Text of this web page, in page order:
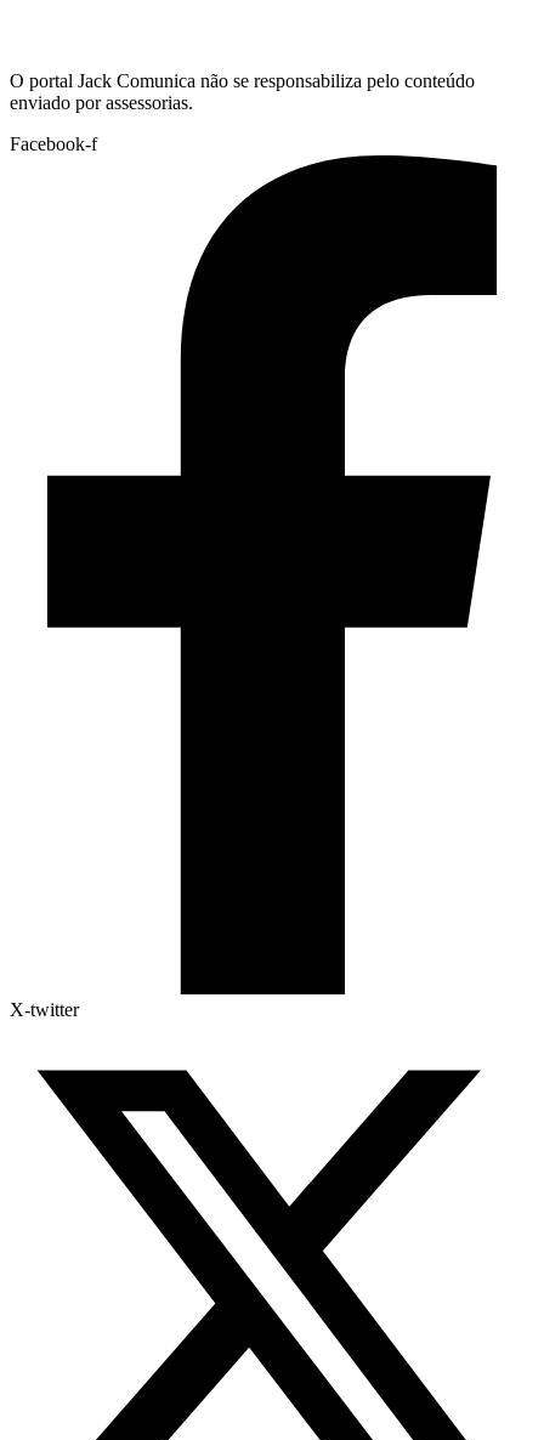
O portal Jack Comunica não se responsabiliza pelo conteúdo
enviado por assessorias.
Facebook-f
X-twitter